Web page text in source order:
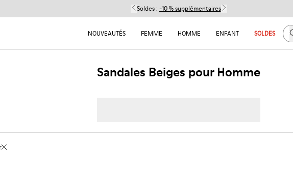
Soldes : -10 % supplémentaires
NOUVEAUTÉS FEMME HOMME ENFANT SOLDES
Sandales Beiges pour Homme